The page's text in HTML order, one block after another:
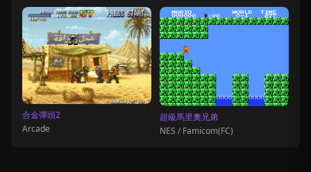
合金彈頭2
Arcade
超級馬里奧兄弟
NES / Famicom(FC)